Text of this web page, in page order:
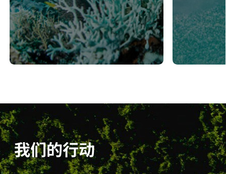
我们的行动